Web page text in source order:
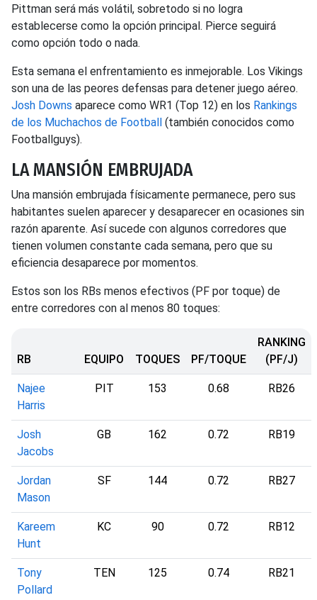
Pittman será más volátil, sobretodo si no logra
establecerse como la opción principal. Pierce seguirá
como opción todo o nada.
Esta semana el enfrentamiento es inmejorable. Los Vikings
son una de las peores defensas para detener juego aéreo.
Josh Downs aparece como WR1 (Top 12) en los Rankings
de los Muchachos de Football (también conocidos como
Footballguys).
LA MANSIÓN EMBRUJADA
Una mansión embrujada físicamente permanece, pero sus
habitantes suelen aparecer y desaparecer en ocasiones sin
razón aparente. Así sucede con algunos corredores que
tienen volumen constante cada semana, pero que su
eficiencia desaparece por momentos.
Estos son los RBs menos efectivos (PF por toque) de
entre corredores con al menos 80 toques:
RB EQUIPO TOQUES PF/TOQUE
RANKING
(PF/J)
Najee
Harris
PIT 153 0.68 RB26
Josh
Jacobs
GB 162 0.72 RB19
Jordan
Mason
SF 144 0.72 RB27
Kareem
Hunt
KC 90 0.72 RB12
Tony
Pollard
TEN 125 0.74 RB21